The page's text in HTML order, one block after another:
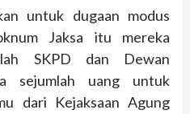
untuk dugaan modus
Jaksa itu mereka
SKPD dan Dewan
sejumlah uang untuk
dari Kejaksaan Agung